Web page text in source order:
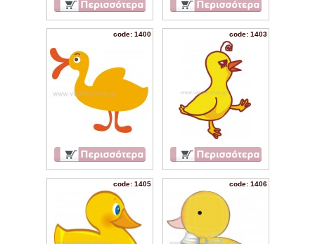
code: 1400 code: 1403
code: 1405 code: 1406